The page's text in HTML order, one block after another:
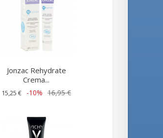
Jonzac Rehydrate
Crema...
15,25 € -10% 16,95 €